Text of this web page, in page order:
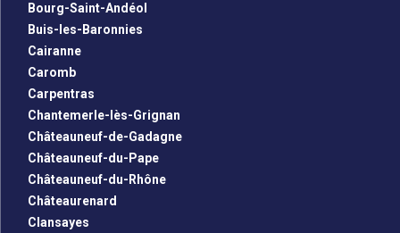
Bourg-Saint-Andéol
Buis-les-Baronnies
Cairanne
Caromb
Carpentras
Chantemerle-lès-Grignan
Châteauneuf-de-Gadagne
Châteauneuf-du-Pape
Châteauneuf-du-Rhône
Châteaurenard
Clansayes